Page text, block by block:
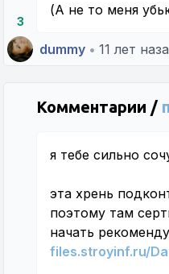
3
(А не то меня
dummy • 11 лет
Комментарии /
я тебе сильно
эта хрень
поэтому там
начать
files.stroyinf.ru/